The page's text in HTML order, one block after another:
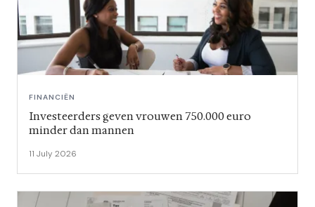
FINANCIËN
Investeerders geven vrouwen 750.000 euro
minder dan mannen
11 July 2026